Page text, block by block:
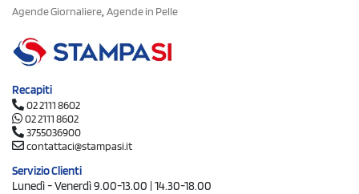
Agende Giornaliere Agende in Pelle
Recapiti
02 2111 8602
02 2111 8602
3755036900
contattaci@stampasi.it
Servizio Clienti
Lunedì - Venerdì 9.00-13.00 | 14.30-18.00